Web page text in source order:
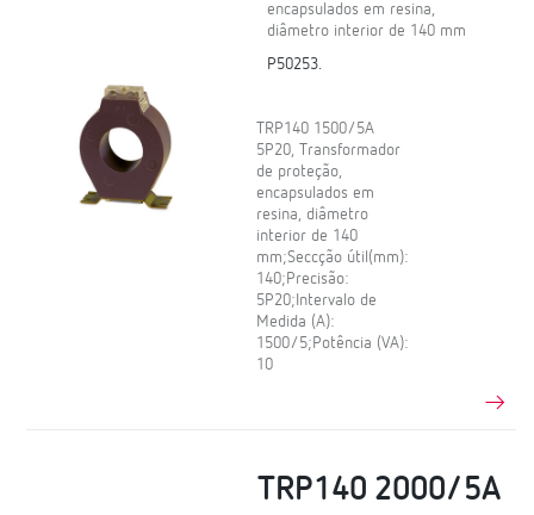
encapsulados em resina,
diâmetro interior de 140 mm
P50253.
TRP140 1500/5A
5P20, Transformador
de proteção,
encapsulados em
resina, diâmetro
interior de 140
mm;Seccção útil(mm):
140;Precisão:
5P20;Intervalo de
Medida (A):
1500/5;Potência (VA):
10
TRP140 2000/5A